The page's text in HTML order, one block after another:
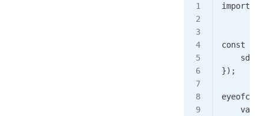
import {
const
});
var